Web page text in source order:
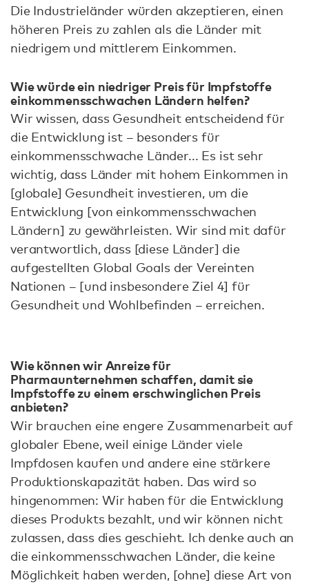
Die Industrieländer würden akzeptieren, einen
höheren Preis zu zahlen als die Länder mit
niedrigem und mittlerem Einkommen.
Wie würde ein niedriger Preis für Impfstoffe
einkommensschwachen Ländern helfen?
Wir wissen, dass Gesundheit entscheidend für
die Entwicklung ist – besonders für
einkommensschwache Länder... Es ist sehr
wichtig, dass Länder mit hohem Einkommen in
[globale] Gesundheit investieren, um die
Entwicklung [von einkommensschwachen
Ländern] zu gewährleisten. Wir sind mit dafür
verantwortlich, dass [diese Länder] die
aufgestellten Global Goals der Vereinten
Nationen – [und insbesondere Ziel 4] für
Gesundheit und Wohlbefinden – erreichen.
Wie können wir Anreize für
Pharmaunternehmen schaffen, damit sie
Impfstoffe zu einem erschwinglichen Preis
anbieten?
Wir brauchen eine engere Zusammenarbeit auf
globaler Ebene, weil einige Länder viele
Impfdosen kaufen und andere eine stärkere
Produktionskapazität haben. Das wird so
hingenommen: Wir haben für die Entwicklung
dieses Produkts bezahlt, und wir können nicht
zulassen, dass dies geschieht. Ich denke auch an
die einkommensschwachen Länder, die keine
Möglichkeit haben werden, [ohne] diese Art von